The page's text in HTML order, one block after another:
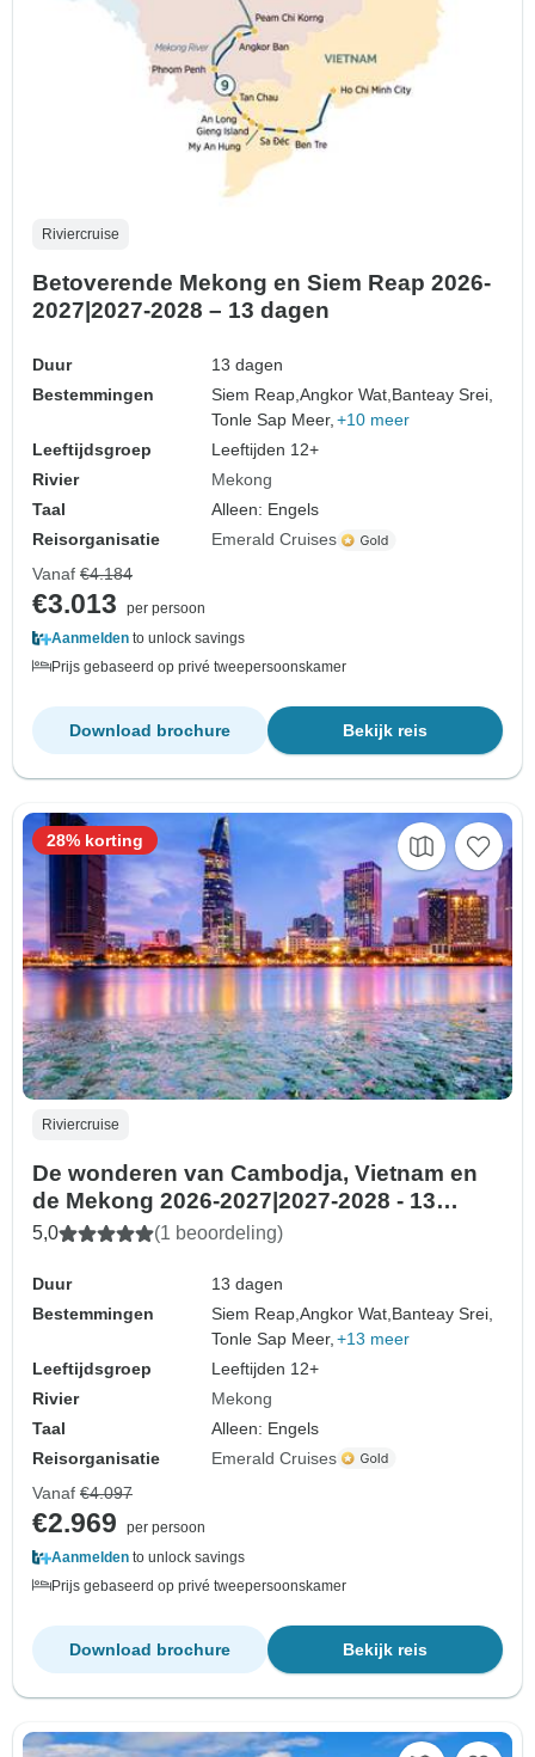
Riviercruise
Betoverende Mekong en Siem Reap 2026-
2027|2027-2028 – 13 dagen
Duur
13 dagen
Bestemmingen
Siem Reap,Angkor Wat,Banteay Srei,
Tonle Sap Meer, +10 meer
Leeftijdsgroep
Leeftijden 12+
Rivier
Mekong
Taal
Alleen: Engels
Reisorganisatie
Emerald Cruises
Vanaf €4.184
€3.013
per persoon
Aanmelden to unlock savings
Prijs gebaseerd op privé tweepersoonskamer
Bekijk reis
Download brochure
Riviercruise
De wonderen van Cambodja, Vietnam en
de Mekong 2026-2027|2027-2028 - 13
dagen
5,0 (1 beoordeling)
Duur
13 dagen
Bestemmingen
Siem Reap,Angkor Wat, Banteay Srei,
Tonle Sap Meer, +13 meer
Leeftijdsgroep
Leeftijden 12+
Rivier
Mekong
Taal
Alleen: Engels
Reisorganisatie
Emerald Cruises
28% korting
Vanaf €4.097
€2.969
per persoon
Aanmelden to unlock savings
Prijs gebaseerd op privé tweepersoonskamer
Bekijk reis
Download brochure